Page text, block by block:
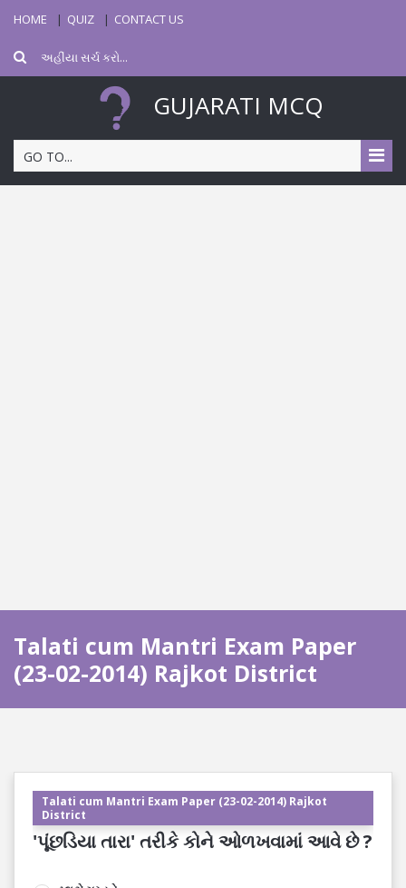
HOME QUIZ CONTACT US
GUJARATI MCQ
GO TO...
Talati cum Mantri Exam Paper
(23-02-2014) Rajkot District
Talati cum Mantri Exam Paper (23-02-2014) Rajkot
District
'પૂંછડિયા તારા' તરીકે કોને ઓળખવામાં આવે છે ?